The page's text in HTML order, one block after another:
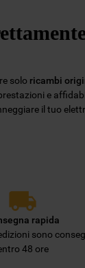
solo ricambi
e
il tuo
rapida
sono
48 ore
utilizzando il
saranno
cookie
sul pulsante
acconsenti
impostare
preferenze.